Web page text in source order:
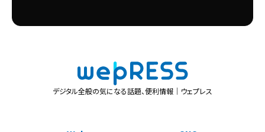
デジタル全般の気になる話題、便利情報｜ウェプレス